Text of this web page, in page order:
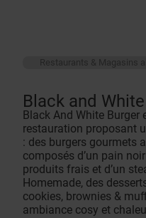
Restaurants & Magasins
Black and
Black And White Burger
restauration proposant
: des burgers gourmets
composés d’un pain
produits frais et d’un
Homemade, des
cookies, brownies &
ambiance cosy et